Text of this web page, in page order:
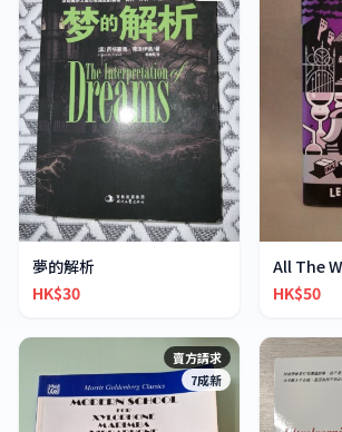
夢的解析
HK$30
HK$50
賣方請求
7成新